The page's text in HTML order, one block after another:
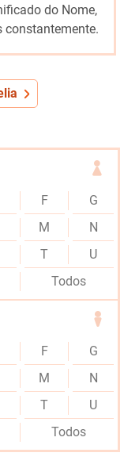
do Nome,
F
G
M
N
T
U
Todos
F
G
M
N
T
U
Todos